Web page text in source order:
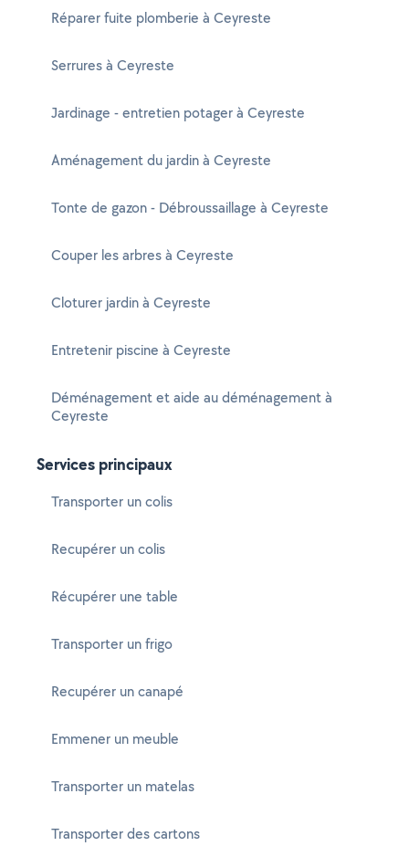
Réparer fuite plomberie à Ceyreste
Serrures à Ceyreste
Jardinage - entretien potager à Ceyreste
Aménagement du jardin à Ceyreste
Tonte de gazon - Débroussaillage à Ceyreste
Couper les arbres à Ceyreste
Cloturer jardin à Ceyreste
Entretenir piscine à Ceyreste
Déménagement et aide au déménagement à
Ceyreste
Services principaux
Transporter un colis
Recupérer un colis
Récupérer une table
Transporter un frigo
Recupérer un canapé
Emmener un meuble
Transporter un matelas
Transporter des cartons